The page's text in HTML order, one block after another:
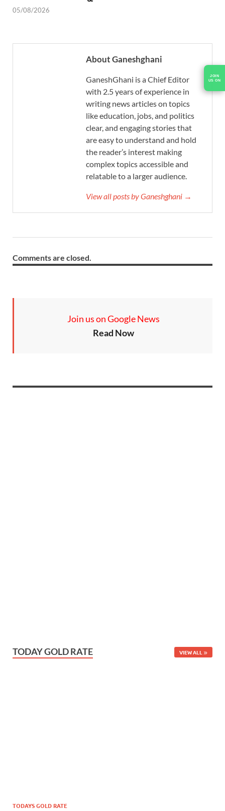
JOIN
US ON
05/08/2026
About Ganeshghani
GaneshGhani is a Chief Editor
with 2.5 years of experience in
writing news articles on topics
like education, jobs, and politics
clear, and engaging stories that
are easy to understand and hold
the reader’s interest making
complex topics accessible and
relatable to a larger audience.
View all posts by Ganeshghani →
Comments are closed.
Join us on Google News
Read Now
TODAY GOLD RATE VIEW ALL
TODAYS GOLD RATE